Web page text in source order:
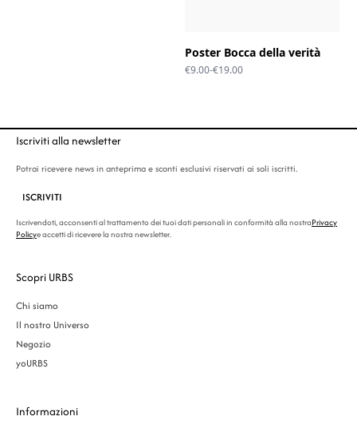
Poster Bocca della verità
€9.00-€19.00Fascia
a
Iscriviti alla newsletter
Potrai ricevere news in anteprima e sconti esclusivi riservati ai soli iscritti.
ISCRIVITI
Iscrivendoti, acconsenti al trattamento dei tuoi dati personali in conformità alla nostraPrivacy
Policye accetti di ricevere la nostra newsletter.
Scopri URBS
Chi siamo
Il nostro Universo
Negozio
yoURBS
Informazioni